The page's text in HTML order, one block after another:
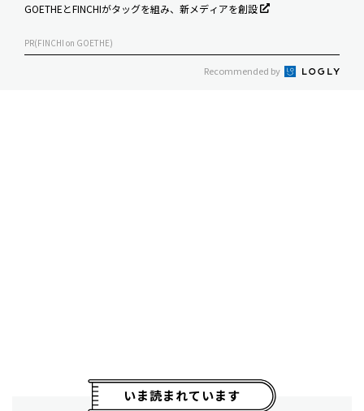
GOETHEとFINCHIがタッグを組み、新メディアを創設
PR(FINCHI on GOETHE)
Recommended by
いま読まれています